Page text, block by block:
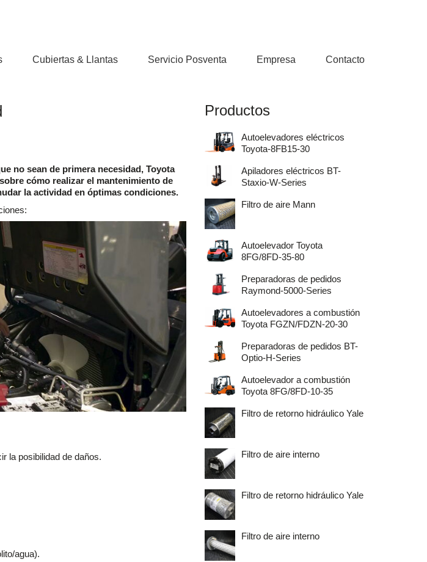
Cubiertas & Llantas Servicio Posventa Empresa Contacto
no sean de primera necesidad, Toyota
cómo realizar el mantenimiento de
la actividad en óptimas condiciones.
la posibilidad de daños.
agua).
Productos
Autoelevadores eléctricos
Toyota-8FB15-30
Apiladores eléctricos BT-
Staxio-W-Series
Filtro de aire Mann
Autoelevador Toyota
8FG/8FD-35-80
Preparadoras de pedidos
Raymond-5000-Series
Autoelevadores a combustión
Toyota FGZN/FDZN-20-30
Preparadoras de pedidos BT-
Optio-H-Series
Autoelevador a combustión
Toyota 8FG/8FD-10-35
Filtro de retorno hidráulico Yale
Filtro de aire interno
Filtro de retorno hidráulico Yale
Filtro de aire interno